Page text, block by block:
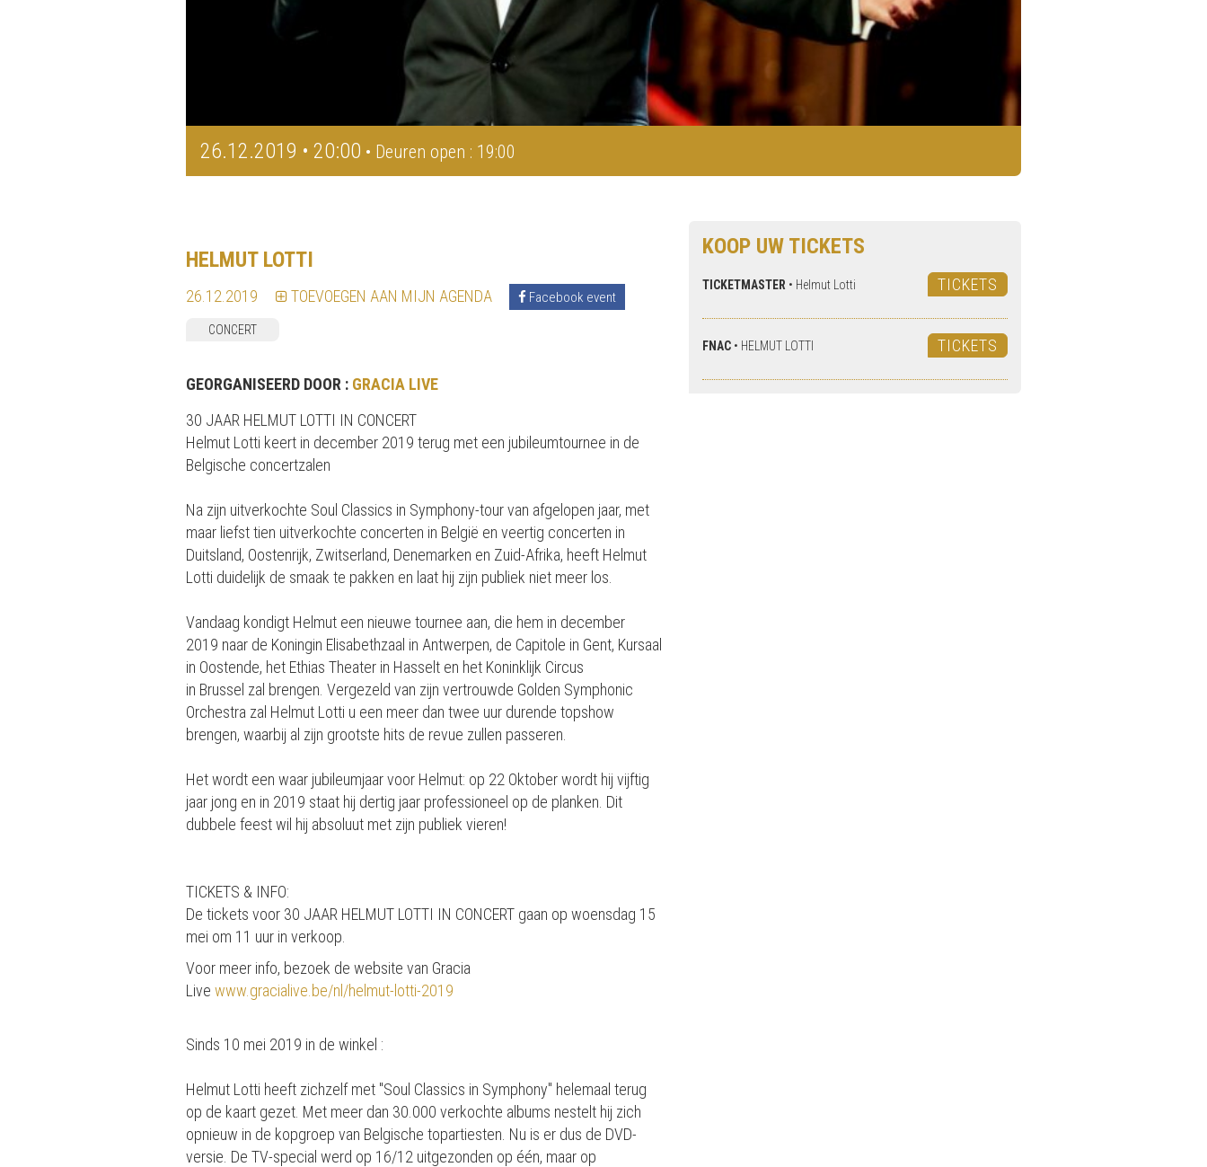
26.12.2019 • 20:00 • Deuren open : 19:00
KOOP UW TICKETS
TICKETMASTER • Helmut Lotti TICKETS
FNAC • HELMUT LOTTI TICKETS
HELMUT LOTTI
26.12.2019 TOEVOEGEN AAN MIJN AGENDA Facebook event
CONCERT
GEORGANISEERD DOOR : GRACIA LIVE
30 JAAR HELMUT LOTTI IN CONCERT
Helmut Lotti keert in december 2019 terug met een jubileumtournee in de
Belgische concertzalen
Na zijn uitverkochte Soul Classics in Symphony-tour van afgelopen jaar, met
maar liefst tien uitverkochte concerten in België en veertig concerten in
Duitsland, Oostenrijk, Zwitserland, Denemarken en Zuid-Afrika, heeft Helmut
Lotti duidelijk de smaak te pakken en laat hij zijn publiek niet meer los.
Vandaag kondigt Helmut een nieuwe tournee aan, die hem in december
2019 naar de Koningin Elisabethzaal in Antwerpen, de Capitole in Gent, Kursaal
in Oostende, het Ethias Theater in Hasselt en het Koninklijk Circus
in Brussel zal brengen. Vergezeld van zijn vertrouwde Golden Symphonic
Orchestra zal Helmut Lotti u een meer dan twee uur durende topshow
brengen, waarbij al zijn grootste hits de revue zullen passeren.
Het wordt een waar jubileumjaar voor Helmut: op 22 Oktober wordt hij vijftig
jaar jong en in 2019 staat hij dertig jaar professioneel op de planken. Dit
dubbele feest wil hij absoluut met zijn publiek vieren!
TICKETS & INFO:
De tickets voor 30 JAAR HELMUT LOTTI IN CONCERT gaan op woensdag 15
mei om 11 uur in verkoop.
Voor meer info, bezoek de website van Gracia
Live www.gracialive.be/nl/helmut-lotti-2019
Sinds 10 mei 2019 in de winkel :
Helmut Lotti heeft zichzelf met ''Soul Classics in Symphony'' helemaal terug
op de kaart gezet. Met meer dan 30.000 verkochte albums nestelt hij zich
opnieuw in de kopgroep van Belgische topartiesten. Nu is er dus de DVD-
versie. De TV-special werd op 16/12 uitgezonden op één, maar op